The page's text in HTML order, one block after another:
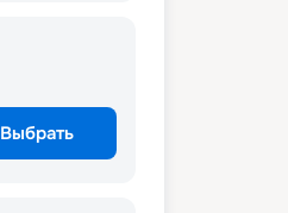
Выбрать